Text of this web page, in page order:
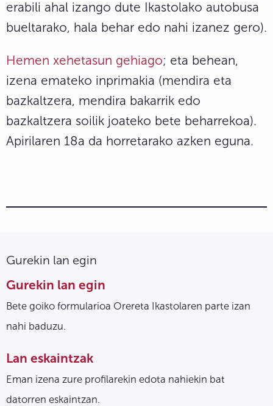
erabili ahal izango dute Ikastolako autobusa
bueltarako, hala behar edo nahi izanez gero).
Hemen xehetasun gehiago; eta behean,
izena emateko inprimakia (mendira eta
bazkaltzera, mendira bakarrik edo
bazkaltzera soilik joateko bete beharrekoa).
Apirilaren 18a da horretarako azken eguna.
Gurekin lan egin
Gurekin lan egin
Bete goiko formularioa Orereta Ikastolaren parte izan
nahi baduzu.
Lan eskaintzak
Eman izena zure profilarekin edota nahiekin bat
datorren eskaintzan.